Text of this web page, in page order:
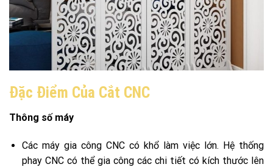
Đặc Điểm Của Cắt CNC
Thông số máy
Các máy gia công CNC có khổ làm việc lớn. Hệ thống
phay CNC có thể gia công các chi tiết có kích thước lên